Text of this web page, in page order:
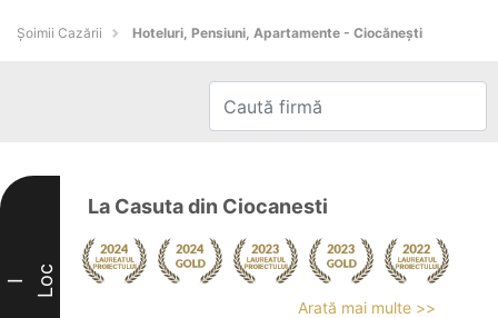
Șoimii Cazării Hoteluri, Pensiuni, Apartamente - Ciocăneşti
I Loc
La Casuta din Ciocanesti
Arată mai multe >>